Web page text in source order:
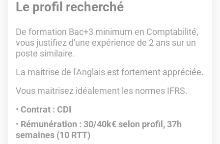
Le profil recherché
De formation Bac+3 minimum en Comptabilité,
vous justifiez d'une expérience de 2 ans sur un
poste similaire.
La maitrise de l'Anglais est fortement appréciée.
Vous maitrisez idéalement les normes IFRS.
Contrat : CDI
Rémunération : 30/40k€ selon profil, 37h
semaines (10 RTT)